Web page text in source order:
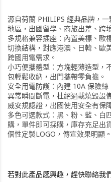
源自荷蘭 PHILIPS 經典品牌，
地區，出國留學、商旅出差、跨
多規格兼容插座：內置美標、歐
切換結構，對應港澳、日韓、歐
跨國用電需求。
小巧便攜體型：方塊輕薄造型，
包輕鬆收納，出門攜帶零負擔。
安全用電防護：內建 10A 保險
異常瞬間斷電，杜絕過載燒毀設
威安規認證，出國使用安全有保
多色可選款式：黑、粉、藍、白
購，單件即可採購，庫存充足出
個性定製LOGO，傳宣效果明顯。
若對此產品感興趣，趕快聯絡我